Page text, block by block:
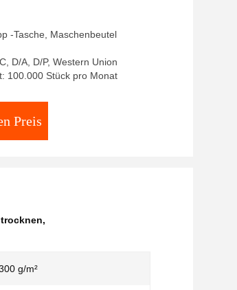
-Tasche, Maschenbeutel
D/A, D/P, Western Union
100.000 Stück pro Monat
Preis
,
g/m²